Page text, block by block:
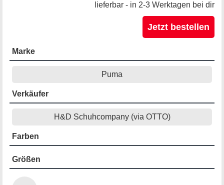
lieferbar - in 2-3 Werktagen bei dir
Jetzt bestellen
Marke
Puma
Verkäufer
H&D Schuhcompany (via OTTO)
Farben
Größen